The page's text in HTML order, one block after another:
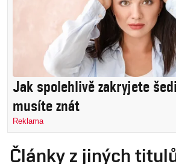
Jak spolehlivě zakryjete
musíte znát
Reklama
Články z jiných